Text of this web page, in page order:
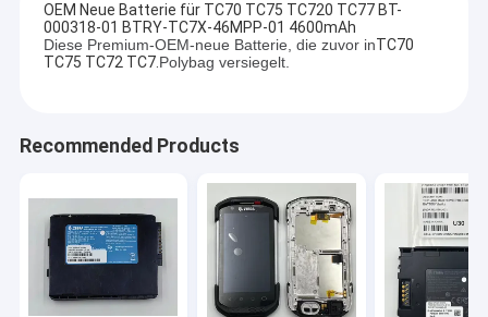
OEM Neue Batterie für TC70 TC75 TC720 TC77 BT-
000318-01 BTRY-TC7X-46MPP-01 4600mAh
Diese Premium-OEM-neue Batterie, die zuvor inTC70
TC75 TC72 TC7.Polybag versiegelt.
Recommended Products